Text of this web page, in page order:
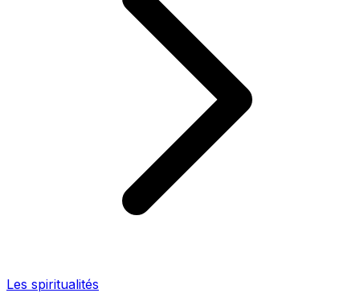
Les spiritualités